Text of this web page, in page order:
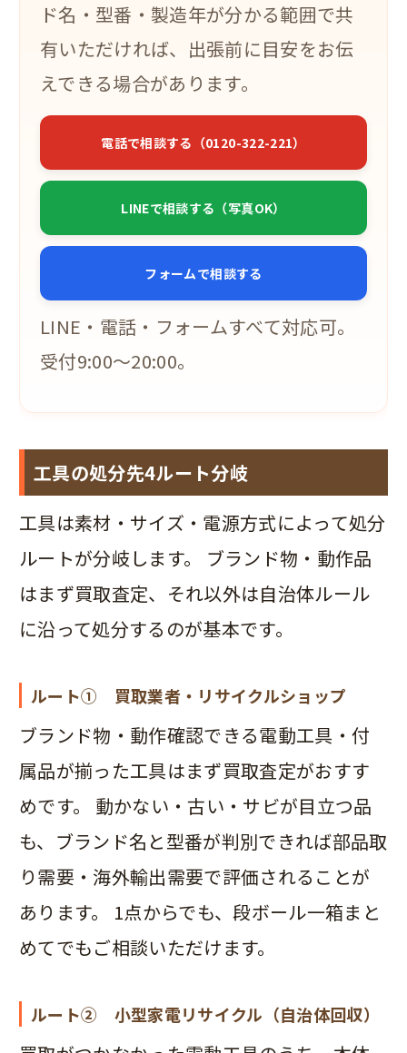
ド名・型番・製造年が分かる範囲で共
有いただければ、出張前に目安をお伝
えできる場合があります。
電話で相談する（0120-322-221）
LINEで相談する（写真OK）
フォームで相談する
LINE・電話・フォームすべて対応可。
受付9:00〜20:00。
工具の処分先4ルート分岐
工具は素材・サイズ・電源方式によって処分
ルートが分岐します。 ブランド物・動作品
はまず買取査定、それ以外は自治体ルール
に沿って処分するのが基本です。
ルート① 買取業者・リサイクルショップ
ブランド物・動作確認できる電動工具・付
属品が揃った工具はまず買取査定がおすす
めです。 動かない・古い・サビが目立つ品
も、ブランド名と型番が判別できれば部品取
り需要・海外輸出需要で評価されることが
あります。 1点からでも、段ボール一箱まと
めてでもご相談いただけます。
ルート② 小型家電リサイクル（自治体回収）